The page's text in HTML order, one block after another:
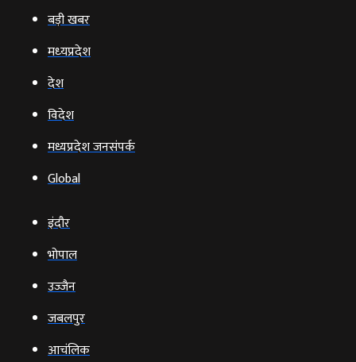
बड़ी खबर
मध्‍यप्रदेश
देश
विदेश
मध्यप्रदेश जनसंपर्क
Global
इंदौर
भोपाल
उज्‍जैन
जबलपुर
आचंलिक